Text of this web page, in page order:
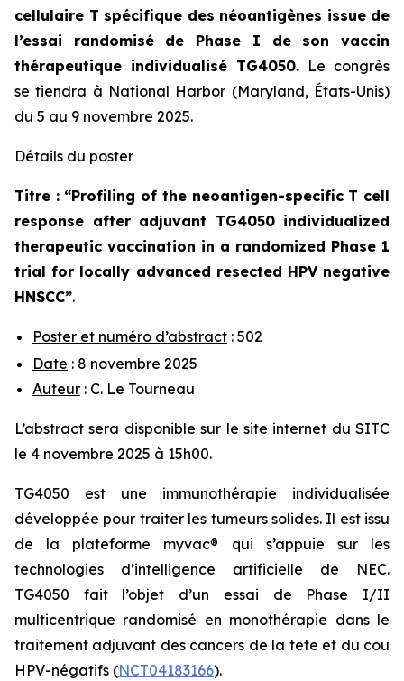
cellulaire T spécifique des néoantigènes issue de
l’essai randomisé de Phase I de son vaccin
thérapeutique individualisé TG4050. Le congrès
se tiendra à National Harbor (Maryland, États-Unis)
du 5 au 9 novembre 2025.
Détails du poster
Titre : “Profiling of the neoantigen-specific T cell
response after adjuvant TG4050 individualized
therapeutic vaccination in a randomized Phase 1
trial for locally advanced resected HPV negative
HNSCC”.
Poster et numéro d’abstract : 502
Date : 8 novembre 2025
Auteur : C. Le Tourneau
L’abstract sera disponible sur le site internet du SITC
le 4 novembre 2025 à 15h00.
TG4050 est une immunothérapie individualisée
développée pour traiter les tumeurs solides. Il est issu
de la plateforme myvac® qui s’appuie sur les
technologies d’intelligence artificielle de NEC.
TG4050 fait l’objet d’un essai de Phase I/II
multicentrique randomisé en monothérapie dans le
traitement adjuvant des cancers de la tête et du cou
HPV-négatifs (NCT04183166).